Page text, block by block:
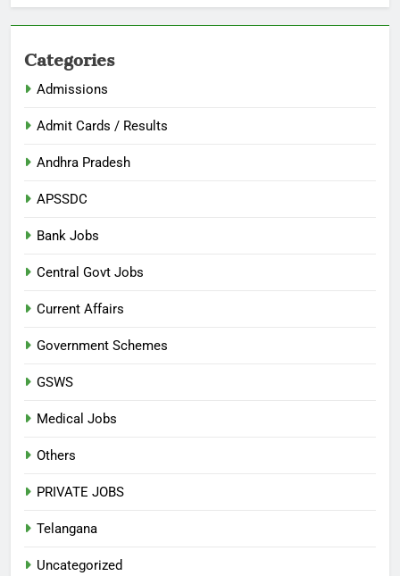
Categories
Admissions
Admit Cards / Results
Andhra Pradesh
APSSDC
Bank Jobs
Central Govt Jobs
Current Affairs
Government Schemes
GSWS
Medical Jobs
Others
PRIVATE JOBS
Telangana
Uncategorized